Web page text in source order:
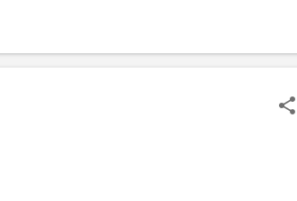
을 읽고 2026년 -브랜드 챌린지 참여기업 모집
받을 수 있을까? 신청 자격과 준비물 지원 내용
연장 공고는 중소벤처기업부 에서 추진하는 사
기 등 구체적 차이점) 2026년 -브랜드 챌린지 참